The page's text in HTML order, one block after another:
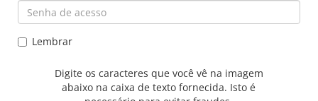
Lembrar
Digite os caracteres que você vê na imagem
abaixo na caixa de texto fornecida. Isto é